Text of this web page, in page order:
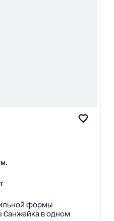
м.
формы
Санжейка в одном